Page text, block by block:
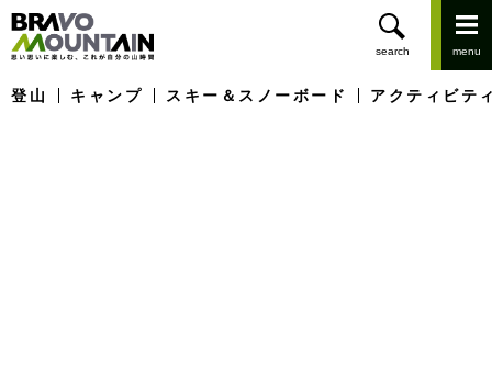
登山 キャンプ スキー＆スノーボード アクティビテ